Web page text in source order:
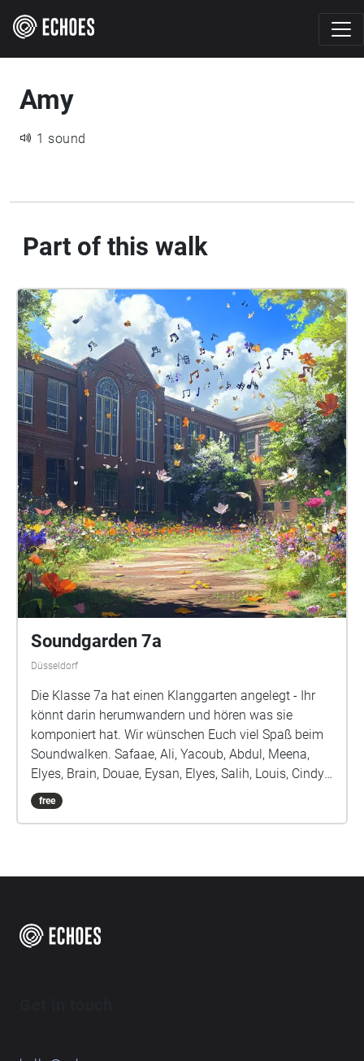
Amy
1 sound
Part of this walk
Soundgarden 7a
Düsseldorf
Die Klasse 7a hat einen Klanggarten angelegt - Ihr
könnt darin herumwandern und hören was sie
komponiert hat. Wir wünschen Euch viel Spaß beim
Soundwalken. Safaae, Ali, Yacoub, Abdul, Meena,
Elyes, Brain, Douae, Eysan, Elyes, Salih, Louis, Cindy,
Kaan, Amy, Illia, Belinay, Danylo, Erblin, Ivan und Frau
Jünemann
free